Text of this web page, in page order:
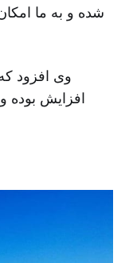
شده و به ما
وی افزود
افزایش بوده